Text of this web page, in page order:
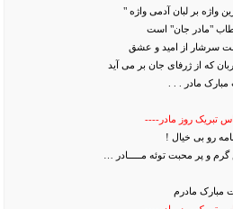
واژه بر لبان آدمی واژه "
"مادر جان" است
سرشار از امید و عشق
که از ژرفای جان بر می آید
مادر . . .
تبریک روز مادر----
رو بی خیال !
و پر محبت توئه مـــــادر …
مبارک مادرم